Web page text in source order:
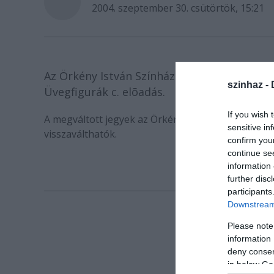
szinhaz -
If you wish
sensitive
confirm
continue
information
further
Please
information
deny
in below
2004. szeptember 30. csütörtök, 15:21
Az Örkény István Színházban (volt
Üvegfigurák c. elõadás.
A megváltott jegyek az Örkény István Színház
visszaválthatók.